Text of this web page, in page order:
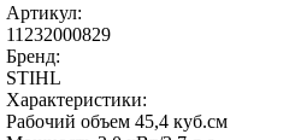
Артикул:
11232000829
Бренд:
STIHL
Характеристики:
Рабочий объем 45,4 куб.см